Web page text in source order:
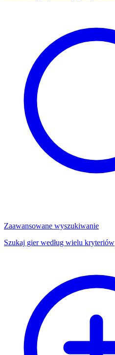
Zaawansowane wyszukiwanie
Szukaj gier według wielu kryteriów